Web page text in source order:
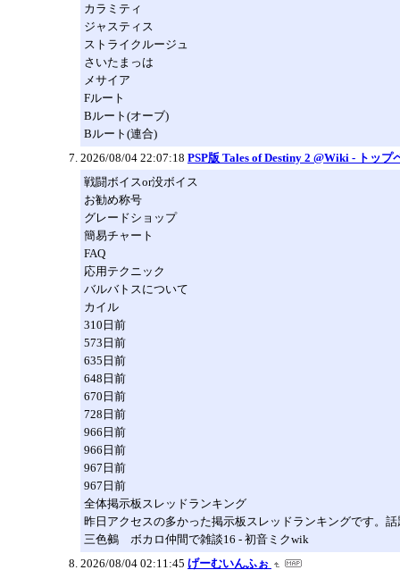
カラミティ
ジャスティス
ストライクルージュ
さいたまっは
メサイア
Fルート
Bルート(オーブ)
Bルート(連合)
2026/08/04 22:07:18 PSP版 Tales of Destiny 2 @Wiki - トップ
戦闘ボイスor没ボイス
お勧め称号
グレードショップ
簡易チャート
FAQ
応用テクニック
バルバトスについて
カイル
310日前
573日前
635日前
648日前
670日前
728日前
966日前
966日前
967日前
967日前
全体掲示板スレッドランキング
昨日アクセスの多かった掲示板スレッドランキングです。話
三色鵺 ボカロ仲間で雑談16 - 初音ミクwik
2026/08/04 02:11:45 げーむいんふぉ